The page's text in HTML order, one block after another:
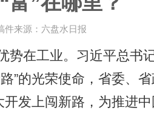
件来源：六盘水日报
在工业。习近平总书
”的光荣使命，省委、
开发上闯新路，为推进